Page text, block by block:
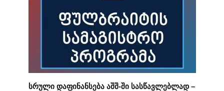
სრული დაფინანსება აშშ-ში სასწავლებლად –